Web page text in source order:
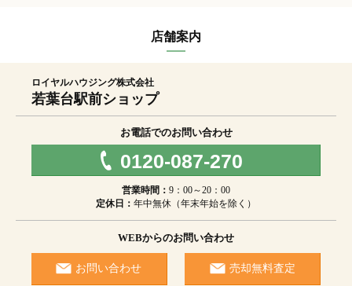
店舗案内
ロイヤルハウジング株式会社
若葉台駅前ショップ
お電話でのお問い合わせ
0120-087-270
営業時間： 9：00～20：00
定休日： 年中無休（年末年始を除く）
WEBからのお問い合わせ
お問い合わせ 売却無料査定